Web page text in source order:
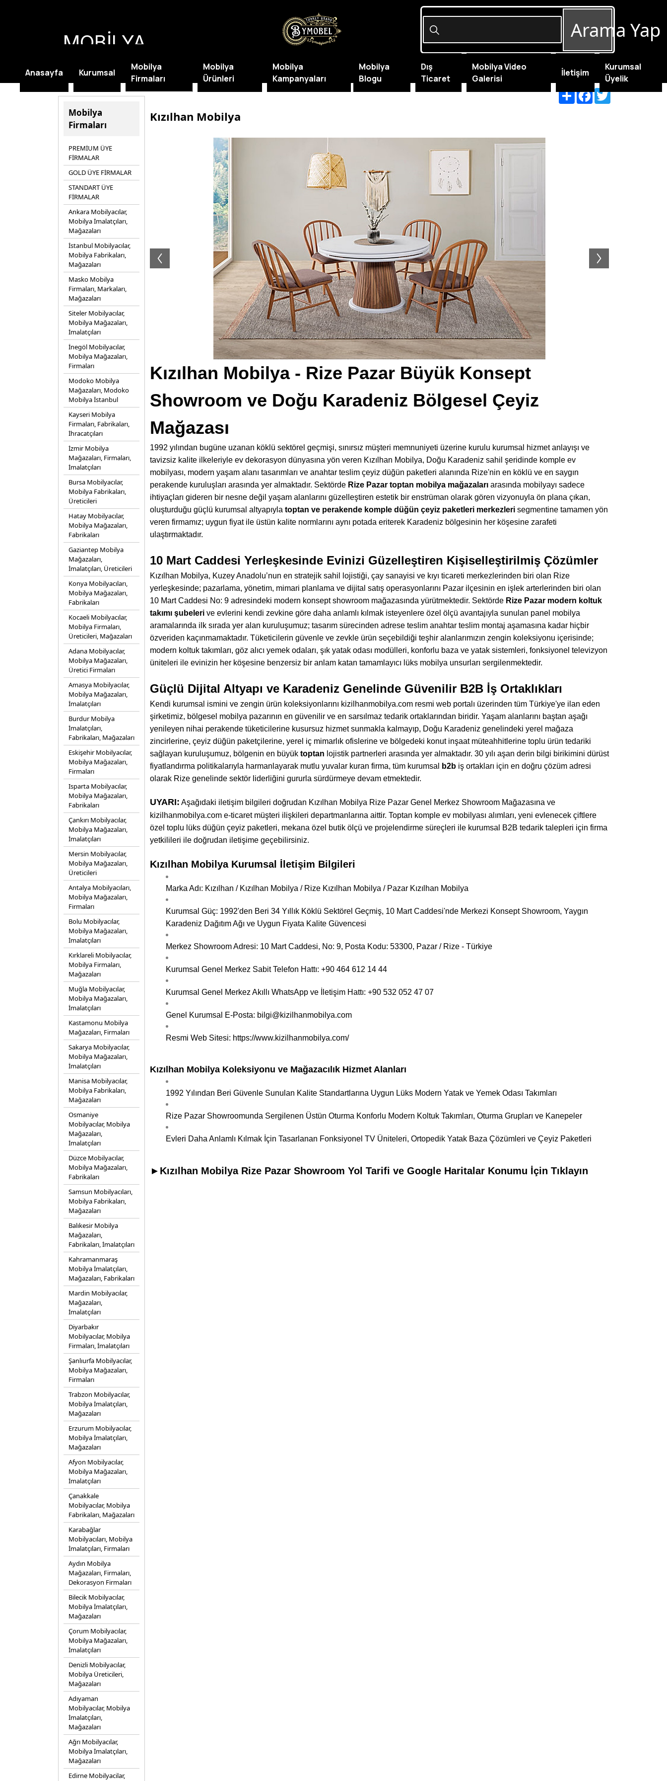
Mobilya
Firmaları
PREMİUM ÜYE
FİRMALAR
GOLD ÜYE FİRMALAR
STANDART ÜYE
FİRMALAR
Ankara Mobilyacılar,
Mobilya İmalatçıları,
Mağazaları
İstanbul Mobilyacılar,
Mobilya Fabrikaları,
Mağazaları
Masko Mobilya
Firmaları, Markaları,
Mağazaları
Siteler Mobilyacılar,
Mobilya Mağazaları,
İmalatçıları
İnegöl Mobilyacılar,
Mobilya Mağazaları,
Firmaları
Modoko Mobilya
Mağazaları, Modoko
Mobilya İstanbul
Kayseri Mobilya
Firmaları, Fabrikaları,
İhracatçıları
İzmir Mobilya
Mağazaları, Firmaları,
İmalatçıları
Bursa Mobilyacılar,
Mobilya Fabrikaları,
Üreticileri
Hatay Mobilyacılar,
Mobilya Mağazaları,
Fabrikaları
Gaziantep Mobilya
Mağazaları,
İmalatçıları, Üreticileri
Konya Mobilyacıları,
Mobilya Mağazaları,
Fabrikaları
Kocaeli Mobilyacılar,
Mobilya Firmaları,
Üreticileri, Mağazaları
Adana Mobilyacılar,
Mobilya Mağazaları,
Üretici Firmaları
Amasya Mobilyacılar,
Mobilya Mağazaları,
İmalatçıları
Burdur Mobilya
İmalatçıları,
Fabrikaları, Mağazaları
Eskişehir Mobilyacılar,
Mobilya Mağazaları,
Firmaları
Isparta Mobilyacılar,
Mobilya Mağazaları,
Fabrikaları
Çankırı Mobilyacılar,
Mobilya Mağazaları,
İmalatçıları
Mersin Mobilyacılar,
Mobilya Mağazaları,
Üreticileri
Antalya Mobilyacıları,
Mobilya Mağazaları,
Firmaları
Bolu Mobilyacılar,
Mobilya Mağazaları,
İmalatçıları
Kırklareli Mobilyacılar,
Mobilya Firmaları,
Mağazaları
Muğla Mobilyacılar,
Mobilya Mağazaları,
İmalatçıları
Kastamonu Mobilya
Mağazaları, Firmaları
Sakarya Mobilyacılar,
Mobilya Mağazaları,
İmalatçıları
Manisa Mobilyacılar,
Mobilya Fabrikaları,
Mağazaları
Osmaniye
Mobilyacılar, Mobilya
Mağazaları,
İmalatçıları
Düzce Mobilyacılar,
Mobilya Mağazaları,
Fabrikaları
Samsun Mobilyacıları,
Mobilya Fabrikaları,
Mağazaları
Balıkesir Mobilya
Mağazaları,
Fabrikaları, İmalatçıları
Kahramanmaraş
Mobilya İmalatçıları,
Mağazaları, Fabrikaları
Mardin Mobilyacılar,
Mağazaları,
İmalatçıları
Diyarbakır
Mobilyacılar, Mobilya
Firmaları, İmalatçıları
Şanlıurfa Mobilyacılar,
Mobilya Mağazaları,
Firmaları
Trabzon Mobilyacılar,
Mobilya İmalatçıları,
Mağazaları
Erzurum Mobilyacılar,
Mobilya İmalatçıları,
Mağazaları
Afyon Mobilyacılar,
Mobilya Mağazaları,
İmalatçıları
Çanakkale
Mobilyacılar, Mobilya
Fabrikaları, Mağazaları
Karabağlar
Mobilyacıları, Mobilya
İmalatçıları, Firmaları
Aydın Mobilya
Mağazaları, Firmaları,
Dekorasyon Firmaları
Bilecik Mobilyacılar,
Mobilya İmalatçıları,
Mağazaları
Çorum Mobilyacılar,
Mobilya Mağazaları,
İmalatçıları
Denizli Mobilyacılar,
Mobilya Üreticileri,
Mağazaları
Adıyaman
Mobilyacılar, Mobilya
İmalatçıları,
Mağazaları
Ağrı Mobilyacılar,
Mobilya İmalatçıları,
Mağazaları
Edirne Mobilyacilar,
Kızılhan Mobilya
Kızılhan Mobilya - Rize Pazar Büyük Konsept
Showroom ve Doğu Karadeniz Bölgesel Çeyiz
Mağazası
1992 yılından bugüne uzanan köklü sektörel geçmişi, sınırsız müşteri memnuniyeti üzerine kurulu kurumsal hizmet anlayışı ve
tavizsiz kalite ilkeleriyle ev dekorasyon dünyasına yön veren Kızılhan Mobilya, Doğu Karadeniz sahil şeridinde komple ev
mobilyası, modern yaşam alanı tasarımları ve anahtar teslim çeyiz düğün paketleri alanında Rize'nin en köklü ve en saygın
perakende kuruluşları arasında yer almaktadır. Sektörde Rize Pazar toptan mobilya mağazaları arasında mobilyayı sadece
ihtiyaçları gideren bir nesne değil yaşam alanlarını güzelleştiren estetik bir enstrüman olarak gören vizyonuyla ön plana çıkan,
oluşturduğu güçlü kurumsal altyapıyla toptan ve perakende komple düğün çeyiz paketleri merkezleri segmentine tamamen yön
veren firmamız; uygun fiyat ile üstün kalite normlarını aynı potada eriterek Karadeniz bölgesinin her köşesine zarafeti
ulaştırmaktadır.
10 Mart Caddesi Yerleşkesinde Evinizi Güzelleştiren Kişiselleştirilmiş Çözümler
Kızılhan Mobilya, Kuzey Anadolu’nun en stratejik sahil lojistiği, çay sanayisi ve kıyı ticareti merkezlerinden biri olan Rize
yerleşkesinde; pazarlama, yönetim, mimari planlama ve dijital satış operasyonlarını Pazar ilçesinin en işlek arterlerinden biri olan
10 Mart Caddesi No: 9 adresindeki modern konsept showroom mağazasında yürütmektedir. Sektörde Rize Pazar modern koltuk
takımı şubeleri ve evlerini kendi zevkine göre daha anlamlı kılmak isteyenlere özel ölçü avantajıyla sunulan panel mobilya
aramalarında ilk sırada yer alan kuruluşumuz; tasarım sürecinden adrese teslim anahtar teslim montaj aşamasına kadar hiçbir
özveriden kaçınmamaktadır. Tüketicilerin güvenle ve zevkle ürün seçebildiği teşhir alanlarımızın zengin koleksiyonu içerisinde;
modern koltuk takımları, göz alıcı yemek odaları, şık yatak odası modülleri, konforlu baza ve yatak sistemleri, fonksiyonel televizyon
üniteleri ile evinizin her köşesine benzersiz bir anlam katan tamamlayıcı lüks mobilya unsurları sergilenmektedir.
Güçlü Dijital Altyapı ve Karadeniz Genelinde Güvenilir B2B İş Ortaklıkları
Kendi kurumsal ismini ve zengin ürün koleksiyonlarını kizilhanmobilya.com resmi web portalı üzerinden tüm Türkiye'ye ilan eden
şirketimiz, bölgesel mobilya pazarının en güvenilir ve en sarsılmaz tedarik ortaklarından biridir. Yaşam alanlarını baştan aşağı
yenileyen nihai perakende tüketicilerine kusursuz hizmet sunmakla kalmayıp, Doğu Karadeniz genelindeki yerel mağaza
zincirlerine, çeyiz düğün paketçilerine, yerel iç mimarlık ofislerine ve bölgedeki konut inşaat müteahhitlerine toplu ürün tedariki
sağlayan kuruluşumuz, bölgenin en büyük toptan lojistik partnerleri arasında yer almaktadır. 30 yılı aşan derin bilgi birikimini dürüst
fiyatlandırma politikalarıyla harmanlayarak mutlu yuvalar kuran firma, tüm kurumsal
b2b iş ortakları için en doğru çözüm adresi
olarak Rize genelinde sektör liderliğini gururla sürdürmeye devam etmektedir.
UYARI: Aşağıdaki iletişim bilgileri doğrudan Kızılhan Mobilya Rize Pazar Genel Merkez Showroom Mağazasına ve
kizilhanmobilya.com e-ticaret müşteri ilişkileri departmanlarına aittir. Toptan komple ev mobilyası alımları, yeni evlenecek çiftlere
özel toplu lüks düğün çeyiz paketleri, mekana özel butik ölçü ve projelendirme süreçleri ile kurumsal B2B tedarik talepleri için firma
yetkilileri ile doğrudan iletişime geçebilirsiniz.
Kızılhan Mobilya Kurumsal İletişim Bilgileri
Marka Adı: Kızılhan / Kızılhan Mobilya / Rize Kızılhan Mobilya / Pazar Kızılhan Mobilya
Kurumsal Güç: 1992'den Beri 34 Yıllık Köklü Sektörel Geçmiş, 10 Mart Caddesi'nde Merkezi Konsept Showroom, Yaygın
Karadeniz Dağıtım Ağı ve Uygun Fiyata Kalite Güvencesi
Merkez Showroom Adresi: 10 Mart Caddesi, No: 9, Posta Kodu: 53300, Pazar / Rize - Türkiye
Kurumsal Genel Merkez Sabit Telefon Hattı: +90 464 612 14 44
Kurumsal Genel Merkez Akıllı WhatsApp ve İletişim Hattı: +90 532 052 47 07
Genel Kurumsal E-Posta: bilgi@kizilhanmobilya.com
Resmi Web Sitesi: https://www.kizilhanmobilya.com/
Kızılhan Mobilya Koleksiyonu ve Mağazacılık Hizmet Alanları
1992 Yılından Beri Güvenle Sunulan Kalite Standartlarına Uygun Lüks Modern Yatak ve Yemek Odası Takımları
Rize Pazar Showroomunda Sergilenen Üstün Oturma Konforlu Modern Koltuk Takımları, Oturma Grupları ve Kanepeler
Evleri Daha Anlamlı Kılmak İçin Tasarlanan Fonksiyonel TV Üniteleri, Ortopedik Yatak Baza Çözümleri ve Çeyiz Paketleri
►Kızılhan Mobilya Rize Pazar Showroom Yol Tarifi ve Google Haritalar Konumu İçin Tıklayın
ShareFacebook
Twitter
MOBİLYA
KAMPANYALARI
Arama Yap
Anasayfa Kurumsal
Mobilya
Firmaları
Mobilya
Ürünleri
Mobilya
Kampanyaları
Mobilya
Blogu
Dış
Ticaret
Mobilya Video
Galerisi
İletişim
Kurumsal
Üyelik